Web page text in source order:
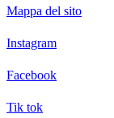
Mappa del sito
Instagram
Facebook
Tik tok